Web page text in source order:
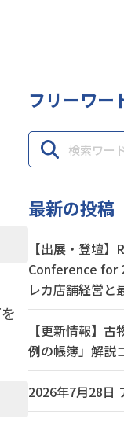
フリーワー
最新の投稿
【出展・登壇
Conference for
レカ店舗経営と
【更新情報】
例の帳簿」解説
2026年7月28日